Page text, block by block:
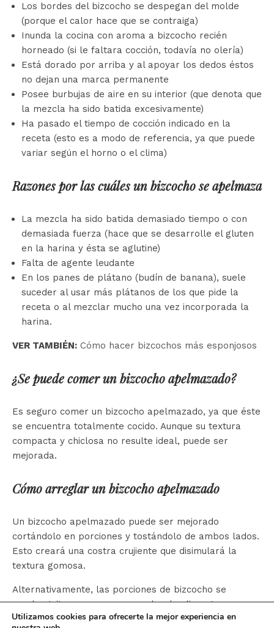
Los bordes del bizcocho se despegan del molde
(porque el calor hace que se contraiga)
Inunda la cocina con aroma a bizcocho recién
horneado (si le faltara cocción, todavía no olería)
Está dorado por arriba y al apoyar los dedos éstos
no dejan una marca permanente
Posee burbujas de aire en su interior (que denota que
la mezcla ha sido batida excesivamente)
Ha pasado el tiempo de cocción indicado en la
receta (esto es a modo de referencia, ya que puede
variar según el horno o el clima)
Razones por las cuáles un bizcocho se apelmaza
La mezcla ha sido batida demasiado tiempo o con
demasiada fuerza (hace que se desarrolle el gluten
en la harina y ésta se aglutine)
Falta de agente leudante
En los panes de plátano (budín de banana), suele
suceder al usar más plátanos de los que pide la
receta o al mezclar mucho una vez incorporada la
harina.
VER TAMBIÉN: Cómo hacer bizcochos más esponjosos
¿Se puede comer un bizcocho apelmazado?
Es seguro comer un bizcocho apelmazado, ya que éste
se encuentra totalmente cocido. Aunque su textura
compacta y chiclosa no resulte ideal, puede ser
mejorada.
Cómo arreglar un bizcocho apelmazado
Un bizcocho apelmazado puede ser mejorado
cortándolo en porciones y tostándolo de ambos lados.
Esto creará una costra crujiente que disimulará la
textura gomosa.
Alternativamente, las porciones de bizcocho se
pueden triturar en un procesador de alimentos para
realizar un budín de pan o trufas.
Utilizamos cookies para ofrecerte la mejor experiencia en